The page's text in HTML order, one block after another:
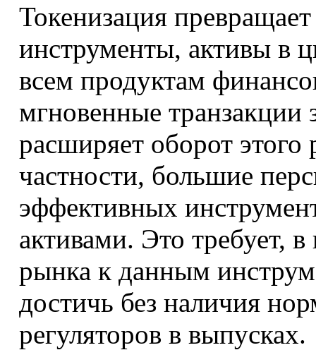
Токенизация
инструменты, активы в
всем продуктам
мгновенные транзакции
расширяет оборот
частности, большие
эффективных
активами. Это требует,
рынка к данным
достичь без наличия
регуляторов в выпусках.